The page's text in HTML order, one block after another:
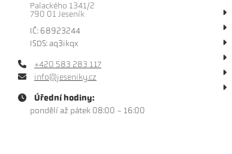
Palackého 1341/2
790 01 Jeseník
IČ: 68923244
ISDS: aq3ikqx
+420 583 283 117
info@jeseniky.cz
Úřední hodiny:
pondělí až pátek 08:00 - 16:00